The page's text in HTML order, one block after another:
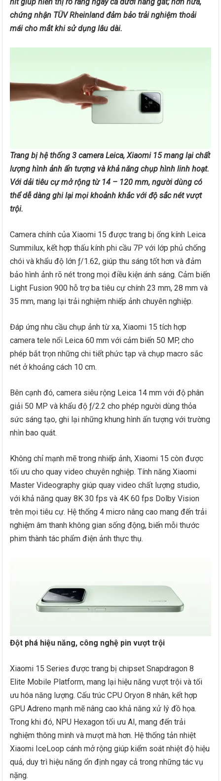
chứng nhận TÜV Rheinland đảm bảo trải nghiệm thoải
mái cho mắt khi sử dụng lâu dài.
Trang bị hệ thống 3 camera Leica, Xiaomi 15 mang lại chất
lượng hình ảnh ấn tượng và khả năng chụp hình linh hoạt.
Với dải tiêu cự mở rộng từ 14 – 120 mm, người dùng có
thể dễ dàng ghi lại mọi khoảnh khắc với độ sắc nét vượt
trội.
Camera chính của Xiaomi 15 được trang bị ống kính Leica
Summilux, kết hợp thấu kính phi cầu 7P với lớp phủ chống
chói và khẩu độ lớn ƒ/1.62, giúp thu sáng tốt hơn và đảm
bảo hình ảnh rõ nét trong mọi điều kiện ánh sáng. Cảm biến
Light Fusion 900 hỗ trợ ba tiêu cự chính 23 mm, 28 mm và
35 mm, mang lại trải nghiệm nhiếp ảnh chuyên nghiệp.
Đáp ứng nhu cầu chụp ảnh từ xa, Xiaomi 15 tích hợp
camera tele nổi Leica 60 mm với cảm biến 50 MP, cho
phép bắt trọn những chi tiết phức tạp và chụp macro sắc
nét ở khoảng cách 10 cm.
Bên cạnh đó, camera siêu rộng Leica 14 mm với độ phân
giải 50 MP và khẩu độ ƒ/2.2 cho phép người dùng thỏa
sức sáng tạo, ghi lại những khung hình ấn tượng với trường
nhìn bao quát.
Không chỉ mạnh mẽ trong nhiếp ảnh, Xiaomi 15 còn được
tối ưu cho quay video chuyên nghiệp. Tính năng Xiaomi
Master Videography giúp quay video chất lượng studio,
với khả năng quay 8K 30 fps và 4K 60 fps Dolby Vision
trên mọi tiêu cự. Hệ thống 4 micro nâng cao mang đến trải
nghiệm âm thanh không gian sống động, biến mỗi thước
phim thành tác phẩm điện ảnh thực thụ.
Đột phá hiệu năng, công nghệ pin vượt trội
Xiaomi 15 Series được trang bị chipset Snapdragon 8
Elite Mobile Platform, mang lại hiệu năng vượt trội và tối
ưu hóa năng lượng. Cấu trúc CPU Oryon 8 nhân, kết hợp
GPU Adreno mạnh mẽ nâng cao khả năng xử lý đồ họa.
Trong khi đó, NPU Hexagon tối ưu AI, mang đến trải
nghiệm thông minh và mượt mà hơn. Hệ thống tản nhiệt
Xiaomi IceLoop cánh mở rộng giúp kiểm soát nhiệt độ hiệu
quả, duy trì hiệu năng ổn định ngay cả trong những tác vụ
nặng.